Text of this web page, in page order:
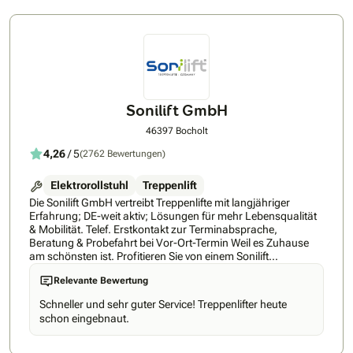
Kundenservice versichern. Sobald der Treppenlift zur
zur Terminabsprache. Wir von Rehabitat versprechen Ihnen
bestmögliche Garantiebedinungen und faire Preise.
sofort an. Unsere kompetenten Mitarbeiter vereinbaren mit
Ihnen direkt einen kostenlosen Beratungstermin bei Ihnen vor
Sonilift GmbH
46397 Bocholt
4,26/ 5(2762 Bewertungen)
Elektrorollstuhl
Treppenlift
Die Sonilift GmbH vertreibt Treppenlifte mit langjähriger
Erfahrung; DE-weit aktiv; Lösungen für mehr Lebensqualität
& Mobilität. Telef. Erstkontakt zur Terminabsprache,
Beratung & Probefahrt bei Vor-Ort-Termin Weil es Zuhause
am schönsten ist. Profitieren Sie von einem Sonilift
Treppenlift, damit auch Ihr Zuhause Ihr Zuhause bleibt.
Exzellenter Service & umfassende Beratung - Ihr Partner für
Ihren Treppenlift - alles aus einer Hand! Auch nach
langjähriger Erfahrung im Mobilitätsbereich möchten wir
unseren Service stetig für Sie weiterentwickeln und
verbessern. Bei allem, was wir tun, stehen Sie als Nutzer
Relevante Bewertung
Schneller und sehr guter Service! Treppenlifter heute
schon eingebnaut.